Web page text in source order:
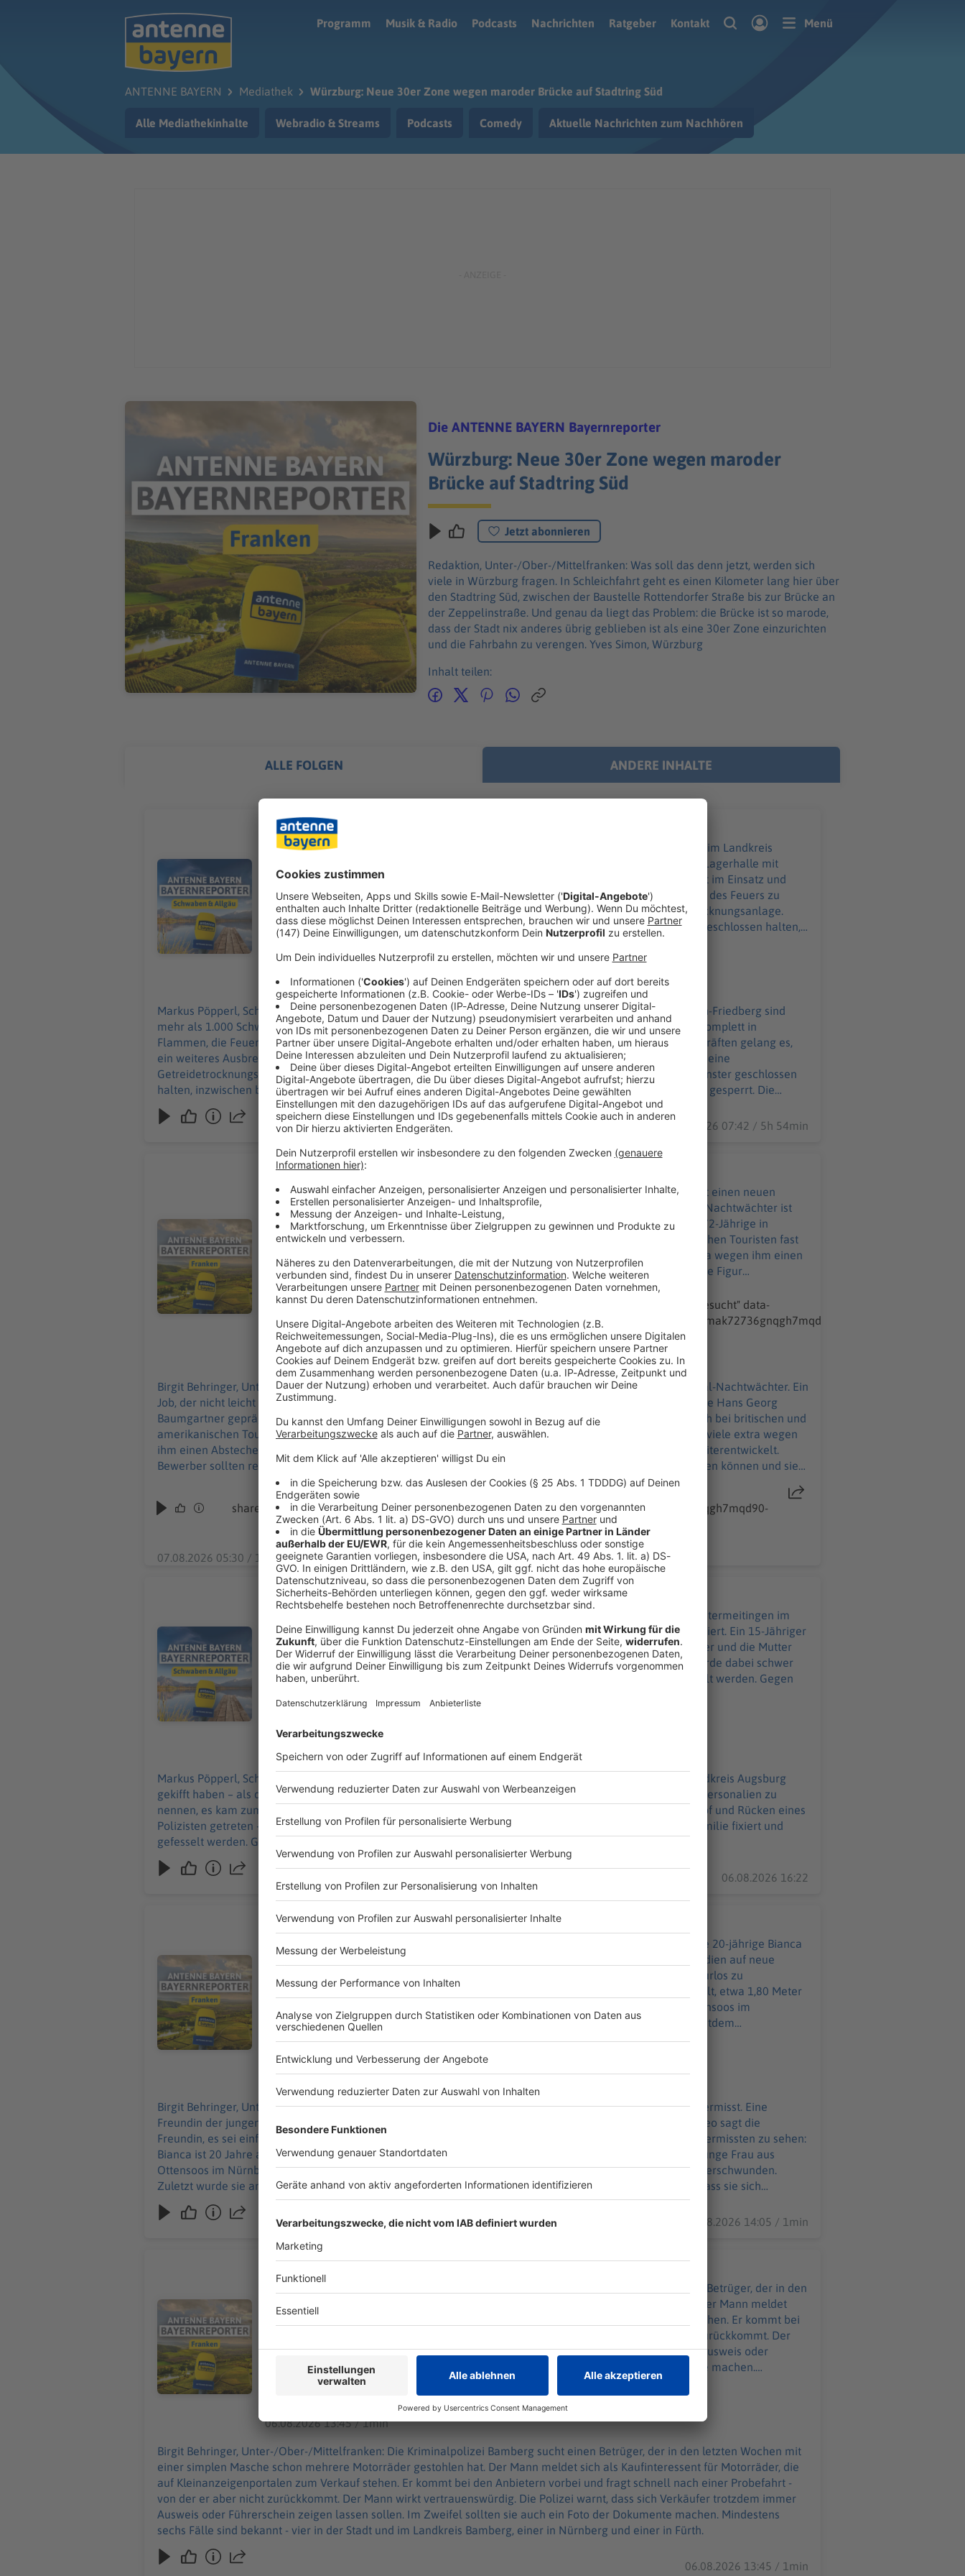
Programm
Musik & Radio Podcasts Nachrichten Ratgeber Kontakt Menü
ANTENNE BAYERN Mediathek Würzburg: Neue 30er Zone wegen maroder Brücke auf Stadtring Süd
Alle Mediathekinhalte Webradio & Streams Podcasts Comedy Aktuelle Nachrichten zum Nachhören
Die ANTENNE BAYERN Bayernreporter
Würzburg: Neue 30er Zone wegen maroder
Brücke auf Stadtring Süd
Jetzt abonnieren
Redaktion, Unter-/Ober-/Mittelfranken: Was soll das denn jetzt, werden sich
viele in Würzburg fragen. In Schleichfahrt geht es einen Kilometer lang hier über
den Stadtring Süd, zwischen der Baustelle Rottendorfer Straße bis zur Brücke an
der Zeppelinstraße. Und genau da liegt das Problem: die Brücke ist so marode,
dass der Stadt nix anderes übrig geblieben ist als eine 30er Zone einzurichten
und die Fahrbahn zu verengen. Yves Simon, Würzburg
Inhalt teilen:
ALLE FOLGEN ANDERE INHALTE
Audiotitel - Über 1.000 tote Schweine bei Stallbrand im Kreis Aichach-Friedberg
Über 1.000 tote Schweine bei Stallbrand im Kreis Aichach-Friedberg
Markus Pöpperl, Schwaben/Allgäu: Bei einem Großbrand auf einem Bauernhof in Ried im Landkreis
Aichach-Friedberg sind mehr als 1.000 Schweine im Stall verendet. Der Stall und eine Lagerhalle mit
Getreide standen am Abend komplett in Flammen, die Feuerwehr war die ganze Nacht im Einsatz und
löscht auch heute Morgen noch. Den Einsatzkräften gelang es, ein weiteres Ausbreiten des Feuers zu
verhindern – in der Nähe standen unter anderem ein Heizöltank und eine Getreidetrocknungsanlage.
Wegen der starken Rauchentwicklung sollten Anwohner zunächst Türen und Fenster geschlossen halten,
inzwischen besteht laut Polizei aber keine Gefahr mehr, die angrenzende Staatsstraße bleibt vorerst
gesperrt. Die Brandursache ist noch unklar, Hinweise auf Brandstiftung gibt es bisher nicht, rund 350
07.08.2026 07:42 / 5h 54min
Markus Pöpperl, Schwaben/Allgäu: Bei einem Großbrand auf einem Bauernhof in Ried im Landkreis Aichach-Friedberg sind
mehr als 1.000 Schweine im Stall verendet. Der Stall und eine Lagerhalle mit Getreide standen am Abend komplett in
Flammen, die Feuerwehr war die ganze Nacht im Einsatz und löscht auch heute Morgen noch. Den Einsatzkräften gelang es,
ein weiteres Ausbreiten des Feuers zu verhindern – in der Nähe standen unter anderem ein Heizöltank und eine
Getreidetrocknungsanlage. Wegen der starken Rauchentwicklung sollten Anwohner zunächst Türen und Fenster geschlossen
halten, inzwischen besteht laut Polizei aber keine Gefahr mehr, die angrenzende Staatsstraße bleibt vorerst gesperrt. Die
Brandursache ist noch unklar, Hinweise auf Brandstiftung gibt es bisher nicht, rund 350 Einsatzkräfte und zahlreiche Landwirte
mit Wassertanks waren vor Ort.
07.08.2026 07:42 / 5h 54min
Audiotitel - Rothenburg sucht neuen Original-Nachtwächter
Rothenburg sucht neuen Original-Nachtwächter
Birgit Behringer, Unter-/Ober-/Mittelfranken: Die Stadt Rothenburg ob der Tauber sucht einen neuen
Original-Nachtwächter. Ein Job, der nicht leicht nachzubesetzen ist. Denn der Original Nachtwächter ist
seit den 1990ern eine Marke, die Hans Georg Baumgartner geprägt hat. Jetzt will der 72-Jährige in
Ruhestand gehen. Der Nachtwächter ist vor allem auch bei britischen und amerikanischen Touristen fast
schon legendär – der Nightwatchman. Gerade zu Oktoberfestzeiten machen viele extra wegen ihm einen
Abstecher nach Rothenburg. Die Stadt sucht nun jemanden mit Schauspieltalent, der die Figur
weiterentwickelt. Bewerber sollten regelmäßig an mindestens vier Tagen pro Woche Touren um 20 Uhr
und 21.30 Uhr anbieten können und sie solten über sehr gut Englischkenntnisse verfügen. Er isr ein
offizieller Repräsentant Rothenburgs, allerdings nicht angestellt. Die Bewergbungsfrist geht bis Ende
August:https://stadt.rothenburg.de/nachrichten/artikel/nachtwaechter-gesucht
https://stadt.rothenburg.de/nachrichten/artikel/nachtwaechter-gesucht" data-
shareurl="https://www.antenne.de/mediathek/serien/bayernreporter/01kzd4amak72736gnqgh7mqd90-
07.08.2026 05:30 / 1min
Birgit Behringer, Unter-/Ober-/Mittelfranken: Die Stadt Rothenburg ob der Tauber sucht einen neuen Original-Nachtwächter. Ein
Job, der nicht leicht nachzubesetzen ist. Denn der Original Nachtwächter ist seit den 1990ern eine Marke, die Hans Georg
Baumgartner geprägt hat. Jetzt will der 72-Jährige in Ruhestand gehen. Der Nachtwächter ist vor allem auch bei britischen und
amerikanischen Touristen fast schon legendär – der Nightwatchman. Gerade zu Oktoberfestzeiten machen viele extra wegen
ihm einen Abstecher nach Rothenburg. Die Stadt sucht nun jemanden mit Schauspieltalent, der die Figur weiterentwickelt.
Bewerber sollten regelmäßig an mindestens vier Tagen pro Woche Touren um 20 Uhr und 21.30 Uhr anbieten können und sie
solten über sehr gut Englischkenntnisse verfügen. Er isr ein offizieller Repräsentant Rothenburgs, allerdings nicht angestellt.
Die Bewergbungsfrist geht bis Ende August:https://stadt.rothenburg.de/nachrichten/artikel/nachtwaechter-gesucht" data-
shareurl="https://www.antenne.de/mediathek/serien/bayernreporter/01kzd4amak72736gnqgh7mqd90-
07.08.2026 05:30 / 1min
Audiotitel - Polizist bei Einsatz auf Spielplatz in Untermeitingen schwer verletzt
Polizist bei Einsatz auf Spielplatz in Untermeitingen schwer verletzt
Landkreis Augsburg gekifft haben – als die Polizei gekommen ist, ist die Situation eskaliert. Ein 15-Jähriger
weigerte sich, seine Personalien zu nennen, es kam zum Gerangel. Sein jüngerer Bruder und die Mutter
griffen ein, dabei wurde in Richtung Kopf und Rücken eines Polizisten getreten – er wurde dabei schwer
verletzt. Erst mit Unterstützung weiterer Streifen konnte die Familie fixiert und gefesselt werden. Gegen
06.08.2026 16:22
Markus Pöpperl, Schwaben/Allgäu: Zwei Jugendliche sollen auf einem Spielplatz in Untermeitingen im Landkreis Augsburg
gekifft haben – als die Polizei gekommen ist, ist die Situation eskaliert. Ein 15-Jähriger weigerte sich, seine Personalien zu
nennen, es kam zum Gerangel. Sein jüngerer Bruder und die Mutter griffen ein, dabei wurde in Richtung Kopf und Rücken eines
Polizisten getreten – er wurde dabei schwer verletzt. Erst mit Unterstützung weiterer Streifen konnte die Familie fixiert und
gefesselt werden. Gegen alle drei wird jetzt ermittelt, unter anderem wegen gefährlicher Körperverletzung.
06.08.2026 16:22
Audiotitel - 20-Jährige Bianca vermisst – Freundin startet Video-Aufruf
20-Jährige Bianca vermisst – Freundin startet Video-Aufruf
vermisst. Eine Freundin der jungen Frau hofft jetzt mit einem Video in den sozialen Medien auf neue
Hinweise. In dem Video sagt die Freundin, es sei einfach nicht Biancas Art, plötzlich spurlos zu
verschwinden. Dazu sind mehrere Fotos der Vermissten zu sehen: Bianca ist 20 Jahre alt, etwa 1,80 Meter
Nürnberger Land verließ am Mittwochabend gegen halb acht ihr Elternhaus und ist seitdem
gibt es Hinweise, dass sie sich möglicherweise in der Fränkischen Schweiz aufhält. Bianca gilt als sehr
Polizei schließt nicht aus, dass sie sich in einer hilflosen Lage befindet und dringend ärztliche Hilfe
braucht. Mehrere Suchaktionen blieben bisher ohne Erfolg.
06.08.2026 14:05 / 1min
Birgit Behringer, Unter-/Ober-/Mittelfranken: n der Fränkischen Schweiz wird weiter die 20-jährige Bianca vermisst. Eine
Freundin der jungen Frau hofft jetzt mit einem Video in den sozialen Medien auf neue Hinweise. In dem Video sagt die
Freundin, es sei einfach nicht Biancas Art, plötzlich spurlos zu verschwinden. Dazu sind mehrere Fotos der Vermissten zu sehen:
Bianca ist 20 Jahre alt, etwa 1,80 Meter groß, sehr schlank und hat schulterlange, mittelblonde Haare. Die junge Frau aus
Ottensoos im Nürnberger Land verließ am Mittwochabend gegen halb acht ihr Elternhaus und ist seitdem verschwunden.
Zuletzt wurde sie am Donnerstagmorgen im Stadtgebiet Nürnberg gesehen. Inzwischen gibt es Hinweise, dass sie sich
möglicherweise in der Fränkischen Schweiz aufhält. Bianca gilt als sehr naturverbunden, deshalb ist auch denkbar, dass sie
irgendwo draußen in der Natur unterwegs ist. Die Polizei schließt nicht aus, dass sie sich in einer hilflosen Lage befindet und
dringend ärztliche Hilfe braucht. Mehrere Suchaktionen blieben bisher ohne Erfolg.
06.08.2026 14:05 / 1min
Audiotitel - Auf Probefahrt verschwunden: Motorraddieb in Franken unterwegs
Auf Probefahrt verschwunden: Motorraddieb in Franken unterwegs
letzten Wochen mit einer simplen Masche schon mehrere Motorräder gestohlen hat. Der Mann meldet
sich als Kaufinteressent für Motorräder, die auf Kleinanzeigenportalen zum Verkauf stehen. Er kommt bei
den Anbietern vorbei und fragt schnell nach einer Probefahrt - von der er aber nicht zurückkommt. Der
Mann wirkt vertrauenswürdig. Die Polizei warnt, dass sich Verkäufer trotzdem immer Ausweis oder
Führerschein zeigen lassen sollen. Im Zweifel sollten sie auch ein Foto der Dokumente machen.
Mindestens sechs Fälle sind bekannt - vier in der Stadt und im Landkreis Bamberg, einer in Nürnberg und
06.08.2026 13:45 / 1min
Birgit Behringer, Unter-/Ober-/Mittelfranken: Die Kriminalpolizei Bamberg sucht einen Betrüger, der in den letzten Wochen mit
einer simplen Masche schon mehrere Motorräder gestohlen hat. Der Mann meldet sich als Kaufinteressent für Motorräder, die
auf Kleinanzeigenportalen zum Verkauf stehen. Er kommt bei den Anbietern vorbei und fragt schnell nach einer Probefahrt -
von der er aber nicht zurückkommt. Der Mann wirkt vertrauenswürdig. Die Polizei warnt, dass sich Verkäufer trotzdem immer
Ausweis oder Führerschein zeigen lassen sollen. Im Zweifel sollten sie auch ein Foto der Dokumente machen. Mindestens
sechs Fälle sind bekannt - vier in der Stadt und im Landkreis Bamberg, einer in Nürnberg und einer in Fürth.
06.08.2026 13:45 / 1min